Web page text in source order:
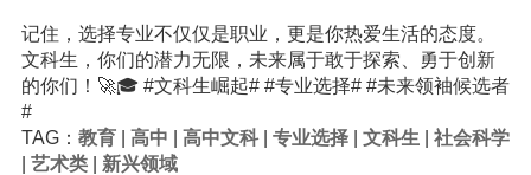
记住，选择专业不仅仅是职业，更是你热爱生活的态度。
文科生，你们的潜力无限，未来属于敢于探索、勇于创新
的你们！🚀🎓 #文科生崛起# #专业选择# #未来领袖候选者
#
TAG： 教育| 高中 高中文科| 专业选择| 文科生
社会科学
艺术类| 新兴领域